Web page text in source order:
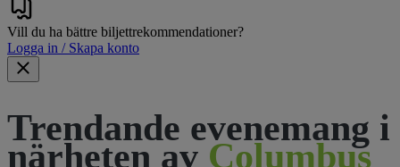
Vill du ha bättre biljettrekommendationer?
Logga in / Skapa konto
Trendande evenemang i
närheten av Columbus